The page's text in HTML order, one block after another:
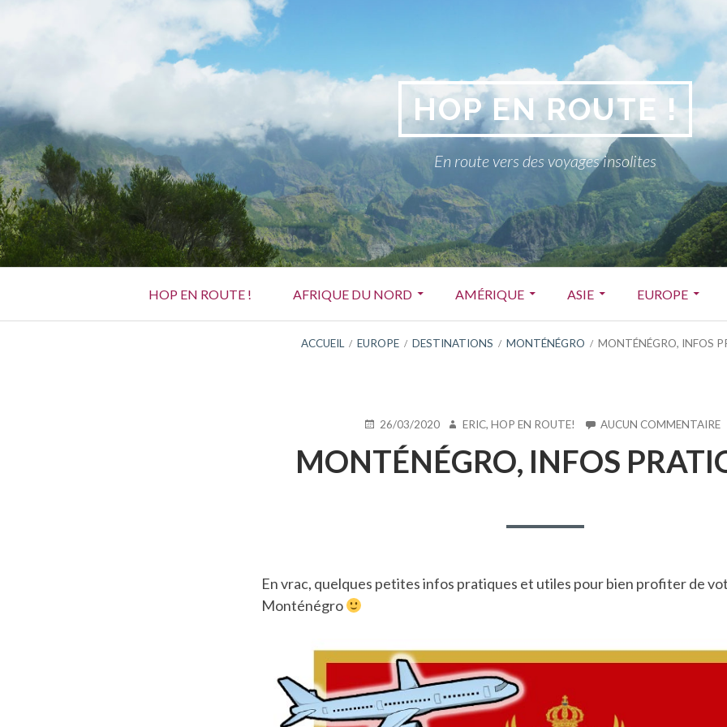
HOP EN ROUTE !
En route vers des voyages insolites
principal
HOP EN ROUTE ! AFRIQUE DU NORD AMÉRIQUE ASIE EUROPE
ACCUEIL EUROPE DESTINATIONS MONTÉNÉGRO MONTÉNÉGRO, INFOS
PUBLIÉ26/03/2020 AUTEUR
ERIC, HOP EN ROUTE! AUCUN COMMENTAIRE
MONTÉNÉGRO, INFOS
En vrac, quelques petites infos pratiques et utiles pour bien profiter de
Monténégro